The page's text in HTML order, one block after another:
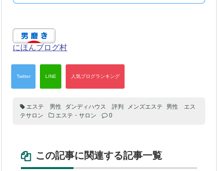
にほんブログ村
エステ 男性 ダンディハウス 評判 メンズエステ
男性 エス
テサロン
エステ・サロン 0
この記事に関連する記事一覧